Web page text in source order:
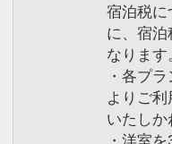
宿泊税に
に、宿泊
なります
・各プ
よりご
いたしか
・洋室